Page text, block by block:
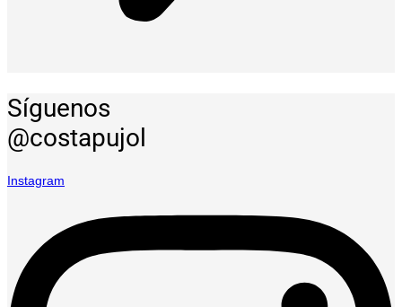
Síguenos
@costapujol
Instagram